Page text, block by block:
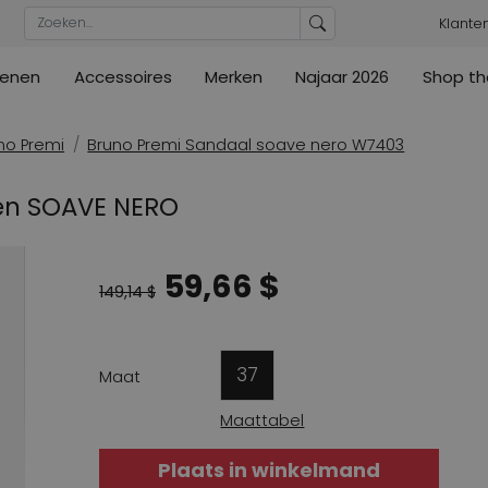
Coats
Accessoires
Merken
Cambio
Najaar 2026
Cambio
Shop
High
Arche
Premi Bruno Premi Sandaal soave nero W7403
SOAVE NERO
149,14 $ 59,66 $
Maat 37
Maattabel
Plaats in winkelmand